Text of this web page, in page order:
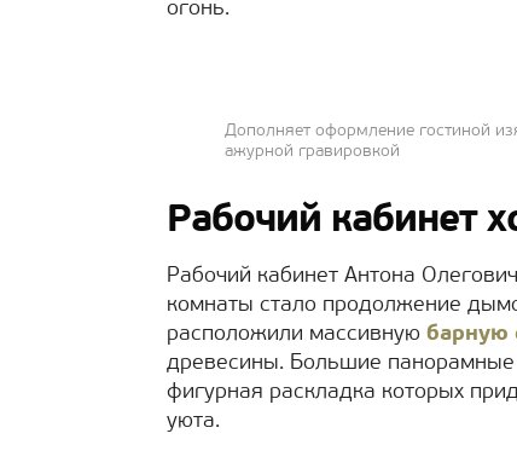
огонь.
Дополняет оформление гостиной
ажурной гравировкой
Рабочий кабинет
Рабочий кабинет Антона
комнаты стало продолжение
расположили массивную барную
древесины. Большие
фигурная раскладка которых
уюта.